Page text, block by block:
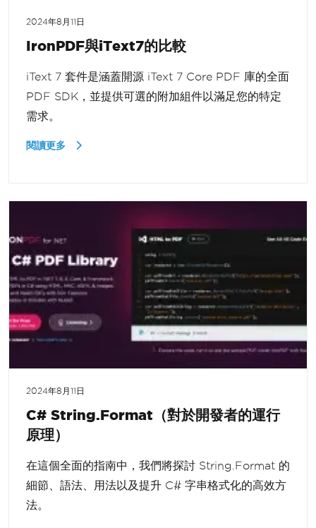
2024年8月11日
IronPDF與iText7的比較
iText 7 套件是涵蓋開源 iText 7 Core PDF 庫的全面
PDF SDK，並提供可選的附加組件以滿足您的特定
需求。
閱讀更多
2024年8月11日
C# String.Format（對於開發者的運行
原理）
在這個全面的指南中，我們將探討 String.Format 的
細節、語法、用法以及提升 C# 字串格式化的高效方
法。